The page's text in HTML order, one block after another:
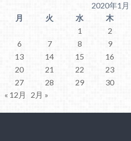
2020年1月
月
火 水 木
1
2
6
7 8 9
13
14 15 16
20
21 22 23
27
28 29 30
« 12月
2月 »